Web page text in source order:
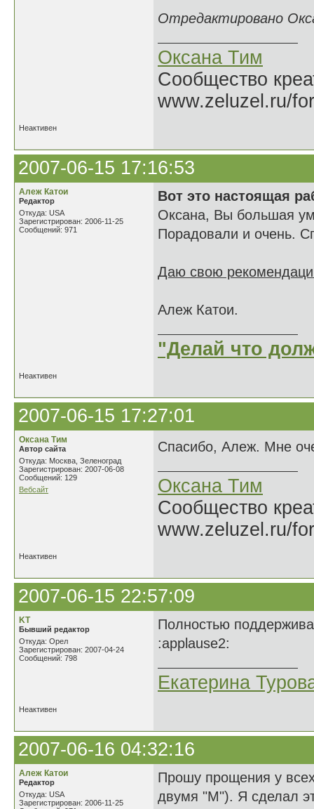
Отредактировано
Оксана Тим
Сообщество
www.zeluzel.ru/
Неактивен
2007-06-15 17:16:53
Алеж Катои
Редактор
Откуда: USA
Зарегистрирован: 2006-11-25
Сообщений: 971
Вот это настоящая
Оксана, Вы большая
Порадовали и очень.
Даю свою
Алеж Катои.
"Делай что
Неактивен
2007-06-15 17:27:01
Оксана Тим
Автор сайта
Откуда: Москва, Зеленоград
Зарегистрирован: 2007-06-08
Сообщений: 129
Вебсайт
Спасибо, Алеж. Мне
Оксана Тим
Сообщество
www.zeluzel.ru/
Неактивен
2007-06-15 22:57:09
KT
Бывший редактор
Откуда: Орел
Зарегистрирован: 2007-04-24
Сообщений: 798
Полностью
:applause2:
Екатерина
Неактивен
2007-06-16 04:32:16
Алеж Катои
Редактор
Откуда: USA
Зарегистрирован: 2006-11-25
Прошу прощения у
двумя "М"). Я сделал